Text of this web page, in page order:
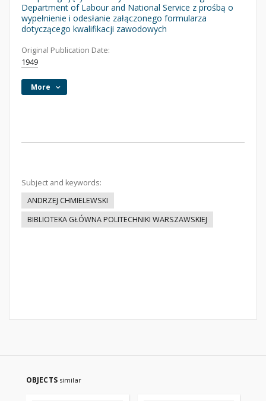
Department of Labour and National Service z prośbą o
wypełnienie i odesłanie załączonego formularza
dotyczącego kwalifikacji zawodowych
Original Publication Date:
1949
More
Subject and keywords:
ANDRZEJ CHMIELEWSKI
BIBLIOTEKA GŁÓWNA POLITECHNIKI WARSZAWSKIEJ
OBJECTS similar